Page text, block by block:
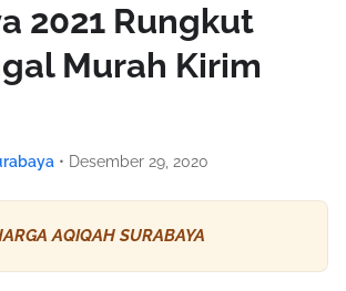
2021 Rungkut
Murah Kirim
• Desember 29, 2020
AQIQAH SURABAYA